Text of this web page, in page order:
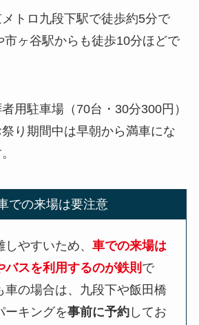
トロ九段下駅で徒歩約5分で
市ヶ谷駅からも徒歩10分ほどで
用駐車場（70台・30分300円）
り期間中は早朝から満車にな
での来場は要注意
しやすいため、車での来場は
バスを利用するのが鉄則 で
車の場合は、九段下や飯田橋
ーキングを事前に予約 してお